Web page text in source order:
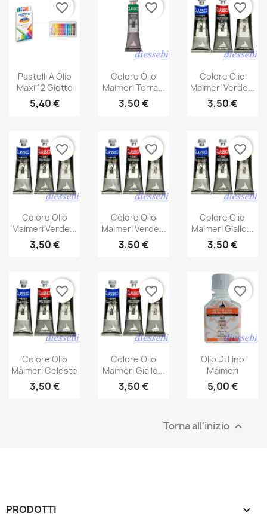
Pastelli A Olio
Maxi 12 Giotto
5,40 €
favorite_border
Colore Olio
Maimeri Terra...
3,50 €
favorite_border
Colore Olio
Maimeri Verde...
3,50 €
favorite_border
Colore Olio
Maimeri Verde...
3,50 €
favorite_border
Colore Olio
Maimeri Verde...
3,50 €
favorite_border
Colore Olio
Maimeri Giallo...
3,50 €
favorite_border
Colore Olio
Maimeri Celeste
3,50 €
favorite_border
Colore Olio
Maimeri Giallo...
3,50 €
favorite_border
Olio Di Lino
Maimeri
5,00 €
favorite_border
Torna all'inizio 
PRODOTTI 